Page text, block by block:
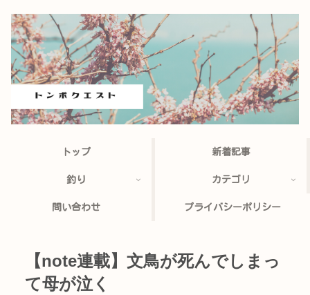
トップ 新着記事
釣り カテゴリ
問い合わせ プライバシーポリシー
【note連載】文鳥が死んでしまっ
て母が泣く